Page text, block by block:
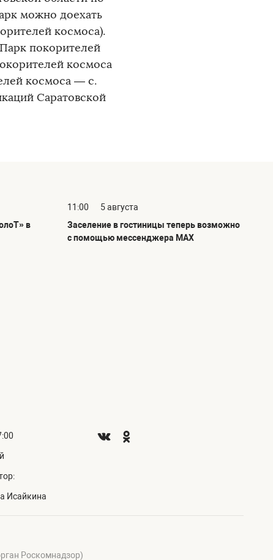
можно доехать
космоса).
покорителей
космоса
космоса — с.
Саратовской
в
11:00
5 августа
Заселение в гостиницы теперь возможно
с помощью мессенджера MAX
Исайкина
Роскомнадзор)